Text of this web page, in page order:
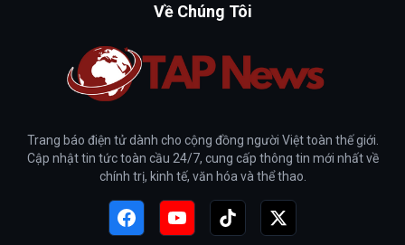
Về Chúng Tôi
Trang báo điện tử dành cho cộng đồng người Việt toàn thế giới.
Cập nhật tin tức toàn cầu 24/7, cung cấp thông tin mới nhất về
chính trị, kinh tế, văn hóa và thể thao.